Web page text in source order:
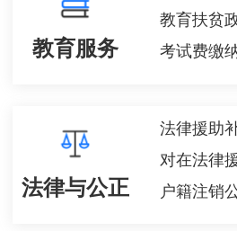
教育服务
教育扶贫
考试费缴
法律与公正
法律援助
户籍注销